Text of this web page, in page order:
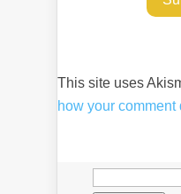
This site uses
how your
Rechercher :